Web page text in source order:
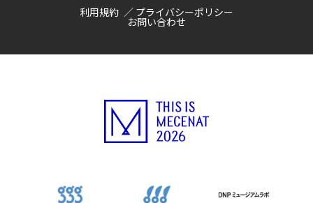
利用規約 プライバシーポリシー
お問い合わせ